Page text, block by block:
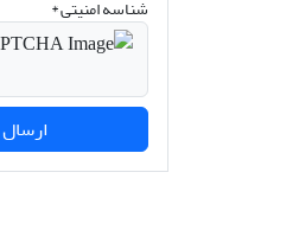
شناسه امنیتی *